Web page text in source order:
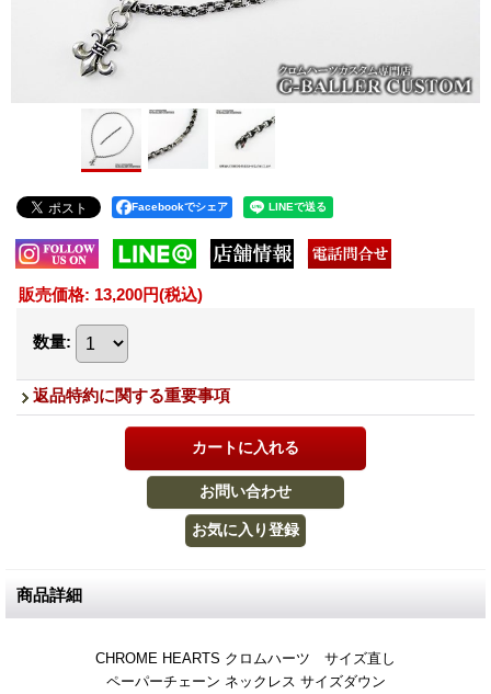
Facebookでシェア
販売価格: 13,200円(税込)
数量:
返品特約に関する重要事項
商品詳細
CHROME HEARTS クロムハーツ サイズ直し
ペーパーチェーン ネックレス サイズダウン